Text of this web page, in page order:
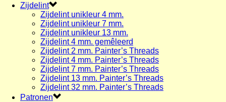
Zijdelint
Zijdelint unikleur 4 mm.
Zijdelint unikleur 7 mm.
Zijdelint unikleur 13 mm.
Zijdelint 4 mm. gemêleerd
Zijdelint 2 mm. Painter’s Threads
Zijdelint 4 mm. Painter’s Threads
Zijdelint 7 mm. Painter’s Threads
Zijdelint 13 mm. Painter’s Threads
Zijdelint 32 mm. Painter’s Threads
Patronen